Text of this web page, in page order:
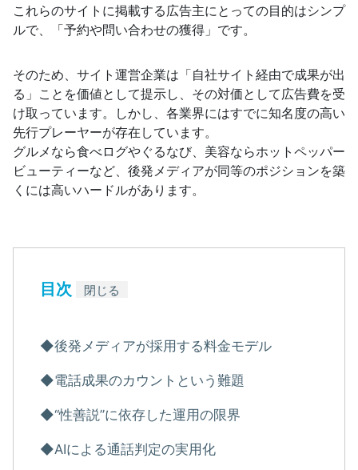
これらのサイトに掲載する広告主にとっての目的はシンプ
ルで、「予約や問い合わせの獲得」です。
そのため、サイト運営企業は「自社サイト経由で成果が出
る」ことを価値として提示し、その対価として広告費を受
け取っています。しかし、各業界にはすでに知名度の高い
先行プレーヤーが存在しています。
グルメなら食べログやぐるなび、美容ならホットペッパー
ビューティーなど、後発メディアが同等のポジションを築
くには高いハードルがあります。
目次 閉じる
◆後発メディアが採用する料金モデル
◆電話成果のカウントという難題
◆“性善説”に依存した運用の限界
◆AIによる通話判定の実用化